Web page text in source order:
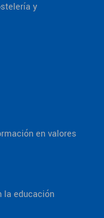
y
en valores
la educación